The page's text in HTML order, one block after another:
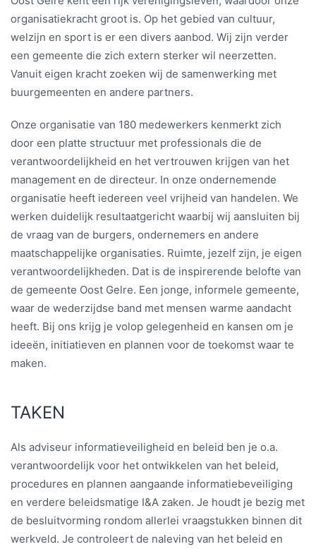
organisatiekracht groot is. Op het gebied van cultuur,
welzijn en sport is er een divers aanbod. Wij zijn verder
een gemeente die zich extern sterker wil neerzetten.
Vanuit eigen kracht zoeken wij de samenwerking met
buurgemeenten en andere partners.
Onze organisatie van 180 medewerkers kenmerkt zich
door een platte structuur met professionals die de
verantwoordelijkheid en het vertrouwen krijgen van het
management en de directeur. In onze ondernemende
organisatie heeft iedereen veel vrijheid van handelen. We
werken duidelijk resultaatgericht waarbij wij aansluiten bij
de vraag van de burgers, ondernemers en andere
maatschappelijke organisaties. Ruimte, jezelf zijn, je eigen
verantwoordelijkheden. Dat is de inspirerende belofte van
de gemeente Oost Gelre. Een jonge, informele gemeente,
waar de wederzijdse band met mensen warme aandacht
heeft. Bij ons krijg je volop gelegenheid en kansen om je
ideeën, initiatieven en plannen voor de toekomst waar te
maken.
TAKEN
Als adviseur informatieveiligheid en beleid ben je o.a.
verantwoordelijk voor het ontwikkelen van het beleid,
procedures en plannen aangaande informatiebeveiliging
en verdere beleidsmatige I&A zaken. Je houdt je bezig met
de besluitvorming rondom allerlei vraagstukken binnen dit
werkveld. Je controleert de naleving van het beleid en